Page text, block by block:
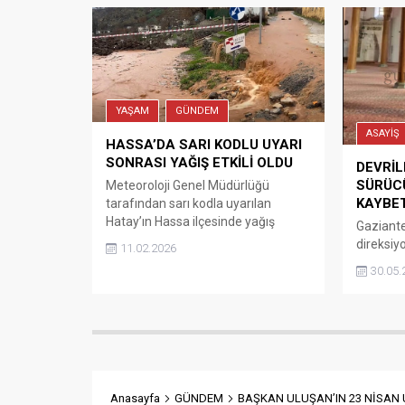
sayfasında, Şehirlerarası yük ve
yolcu taşımacılığı yapan ticari
araçlar için zorunlu olan, özel
araçlarda ise güvenli...
ihtiyacı
yılı”
sosyal
YAŞAM GÜNDEM
HASSA’DA SARI KODLU UYARI
SONRASI YAĞIŞ ETKİLİ OLDU
Meteoroloji Genel Müdürlüğü
tarafından sarı kodla uyarılan
Hatay’ın Hassa ilçesinde yağış
Kaynağını Amanos Dağları’ndan
mahallelerinde sel sularının bazı ara
11.02.2026
ASAYİŞ
sonucu
Bayram
Anasayfa GÜNDEM BAŞKAN ULUŞAN’IN 23 NİSAN